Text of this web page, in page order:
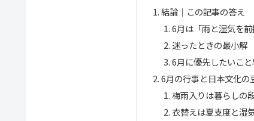
結論｜この記事の答え
6月は「雨と湿気を前
迷ったときの最小解
6月に優先したいこ
6月の行事と日本文化の
梅雨入りは暮らしの
衣替えは夏支度と湿